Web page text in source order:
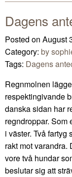
Dagens
Posted on August
Category: by
Tags: Dagens
Regnmolnen
respektingivande
danska sidan har
regndroppar. Som
i väster. Två fartyg
rakt mot varandra.
vore två hundar
beslutar sig att